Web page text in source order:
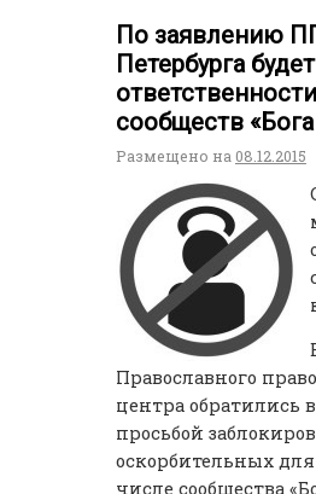
По заявлению
Петербурга
сообществ
Размещено на 08.12.2015
Православного
центра обратились
просьбой
оскорбительных
числе сообщества